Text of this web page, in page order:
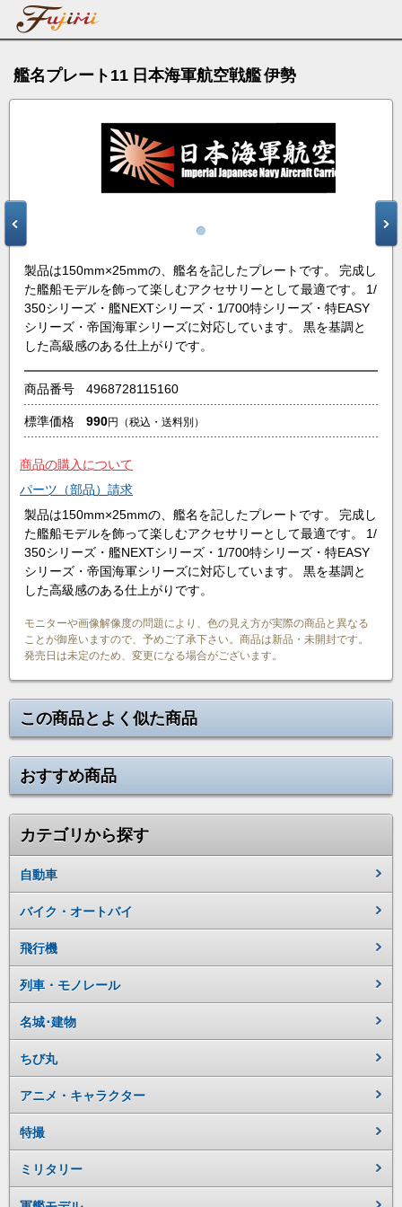
艦名プレート11 日本海軍航空戦艦 伊勢
製品は150mm×25mmの、艦名を記したプレートです。 完成し
た艦船モデルを飾って楽しむアクセサリーとして最適です。 1/
350シリーズ・艦NEXTシリーズ・1/700特シリーズ・特EASY
シリーズ・帝国海軍シリーズに対応しています。 黒を基調と
した高級感のある仕上がりです。
商品番号 4968728115160
標準価格 990円 （税込・送料別）
商品の購入について
パーツ（部品）請求
製品は150mm×25mmの、艦名を記したプレートです。 完成し
た艦船モデルを飾って楽しむアクセサリーとして最適です。 1/
350シリーズ・艦NEXTシリーズ・1/700特シリーズ・特EASY
シリーズ・帝国海軍シリーズに対応しています。 黒を基調と
した高級感のある仕上がりです。
モニターや画像解像度の問題により、色の見え方が実際の商品と異なる
ことが御座いますので、予めご了承下さい。商品は新品・未開封です。
発売日は未定のため、変更になる場合がございます。
この商品とよく似た商品
おすすめ商品
カテゴリから探す
自動車
バイク・オートバイ
飛行機
列車・モノレール
名城･建物
ちび丸
アニメ・キャラクター
特撮
ミリタリー